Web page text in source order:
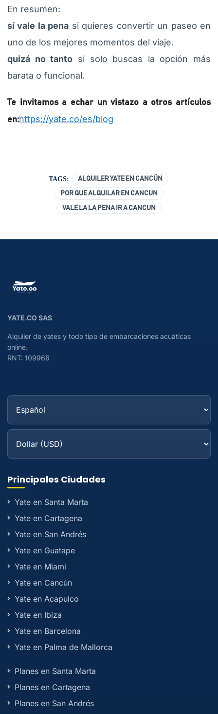
En resumen:
sí vale la pena si quieres convertir un paseo en
uno de los mejores momentos del viaje.
quizá no tanto si solo buscas la opción más
barata o funcional.
Te invitamos a echar un vistazo a otros artículos
en:https://yate.co/es/blog
TAGS: ALQUILER YATE EN CANCÚN
POR QUE ALQUILAR EN CANCUN
VALE LA LA PENA IR A CANCUN
YATE.CO SAS
Alquiler de yates y todo tipo de embarcaciones acuáticas
online.
RNT: 109966
Principales Ciudades
Yate en Santa Marta
Yate en Cartagena
Yate en San Andrés
Yate en Guatape
Yate en Miami
Yate en Cancún
Yate en Acapulco
Yate en Ibiza
Yate en Barcelona
Yate en Palma de Mallorca
Planes en Santa Marta
Planes en Cartagena
Planes en San Andrés